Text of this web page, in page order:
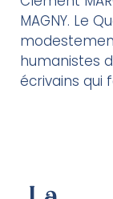
MAGNY. Le
humanistes
écrivains qui